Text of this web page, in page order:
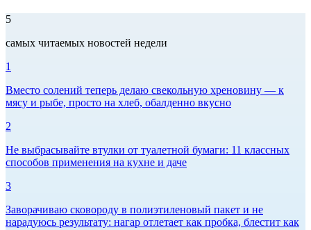
5
самых читаемых новостей недели
1
Вместо солений теперь делаю свекольную хреновину — к
мясу и рыбе, просто на хлеб, обалденно вкусно
2
Не выбрасывайте втулки от туалетной бумаги: 11 классных
способов применения на кухне и даче
3
Заворачиваю сковороду в полиэтиленовый пакет и не
нарадуюсь результату: нагар отлетает как пробка, блестит как